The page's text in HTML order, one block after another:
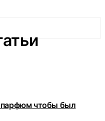
парфюм чтобы был